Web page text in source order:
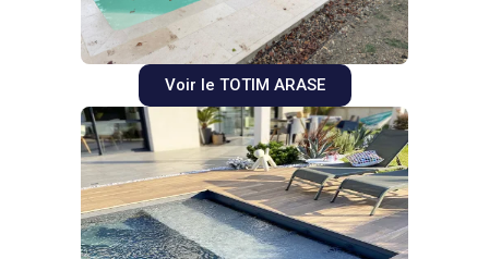
Voir le TOTIM ARASE